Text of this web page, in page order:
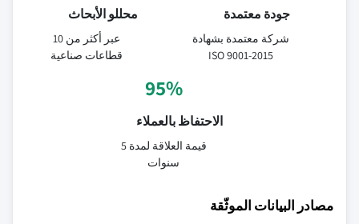
جودة معتمدة
شركة معتمدة بشهادة
ISO 9001-2015
محللو الأبحاث
عبر أكثر من 10
قطاعات صناعية
95%
الاحتفاظ بالعملاء
قيمة العلاقة لمدة 5
سنوات
مصادر البيانات الموثّقة